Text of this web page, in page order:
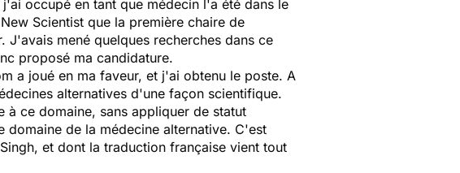
occupé en tant que médecin l'a été dans le
New Scientist que la première chaire de
mené quelques recherches dans ce
proposé ma candidature.
a joué en ma faveur, et j'ai obtenu le poste. A
alternatives d'une façon scientifique.
à ce domaine, sans appliquer de statut
de la médecine alternative. C'est
et dont la traduction française vient tout